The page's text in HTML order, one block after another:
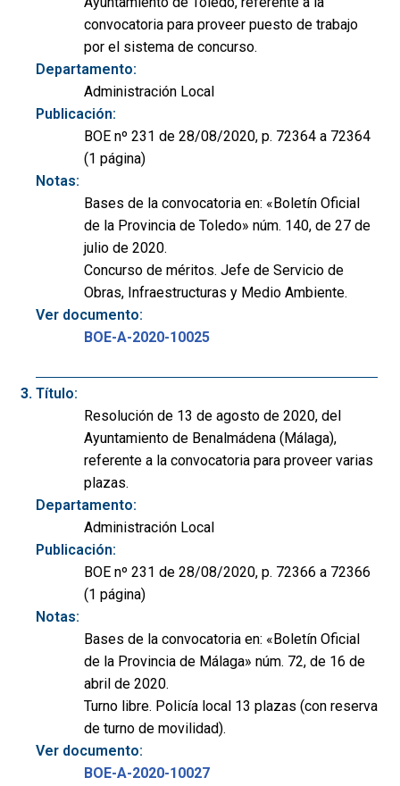
convocatoria para proveer puesto de trabajo
por el sistema de concurso.
Departamento:
Administración Local
Publicación:
BOE nº 231 de 28/08/2020, p. 72364 a 72364
(1 página)
Notas:
Bases de la convocatoria en: «Boletín Oficial
de la Provincia de Toledo» núm. 140, de 27 de
julio de 2020.
Concurso de méritos. Jefe de Servicio de
Obras, Infraestructuras y Medio Ambiente.
Ver documento:
BOE-A-2020-10025
Título:
Resolución de 13 de agosto de 2020, del
Ayuntamiento de Benalmádena (Málaga),
referente a la convocatoria para proveer varias
plazas.
Departamento:
Administración Local
Publicación:
BOE nº 231 de 28/08/2020, p. 72366 a 72366
(1 página)
Notas:
Bases de la convocatoria en: «Boletín Oficial
de la Provincia de Málaga» núm. 72, de 16 de
abril de 2020.
Turno libre. Policía local 13 plazas (con reserva
de turno de movilidad).
Ver documento:
BOE-A-2020-10027